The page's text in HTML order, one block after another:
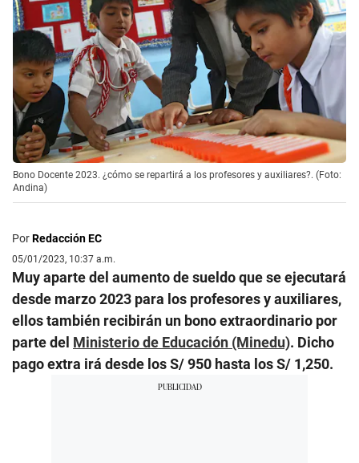
Bono Docente 2023. ¿cómo se repartirá a los profesores y auxiliares?. (Foto:
Andina)
PorRedacción EC
05/01/2023, 10:37 a.m.
Muy aparte del aumento de sueldo que se ejecutará
desde marzo 2023 para los profesores y auxiliares,
ellos también recibirán un bono extraordinario por
parte del Ministerio de Educación (Minedu). Dicho
pago extra irá desde los S/ 950 hasta los S/ 1,250.